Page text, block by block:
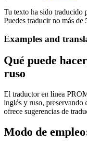
Tu texto ha sido traducido
Puedes traducir no más de
Examples and
Qué puede
ruso
El traductor en línea
inglés y ruso,
ofrece sugerencias de
Modo de